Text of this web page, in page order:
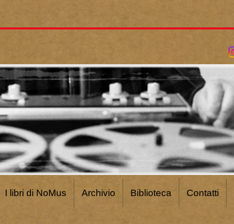
I libri di NoMus Archivio Biblioteca Contatti